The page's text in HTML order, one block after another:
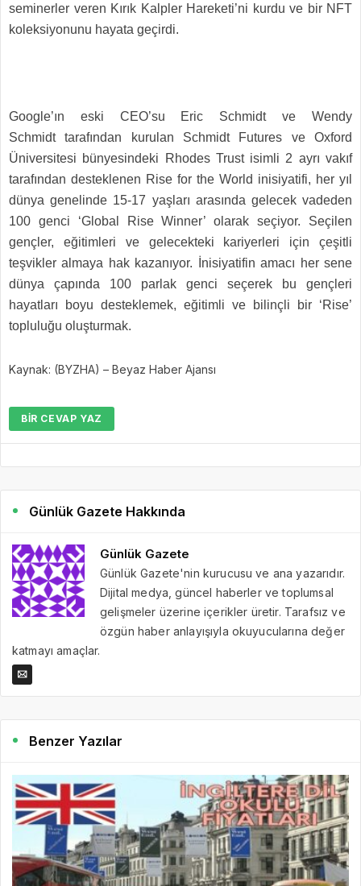
seminerler veren Kırık Kalpler Hareketi’ni kurdu ve bir NFT
koleksiyonunu hayata geçirdi.
Google’ın eski CEO’su Eric Schmidt ve Wendy
Schmidt tarafından kurulan Schmidt Futures ve Oxford
Üniversitesi bünyesindeki Rhodes Trust isimli 2 ayrı vakıf
tarafından desteklenen Rise for the World inisiyatifi, her yıl
dünya genelinde 15-17 yaşları arasında gelecek vadeden
100 genci ‘Global Rise Winner’ olarak seçiyor. Seçilen
gençler, eğitimleri ve gelecekteki kariyerleri için çeşitli
teşvikler almaya hak kazanıyor. İnisiyatifin amacı her sene
dünya çapında 100 parlak genci seçerek bu gençleri
hayatları boyu desteklemek, eğitimli ve bilinçli bir ‘Rise’
topluluğu oluşturmak.
Kaynak: (BYZHA) – Beyaz Haber Ajansı
BIR CEVAP YAZ
Günlük Gazete Hakkında
Günlük Gazete
Günlük Gazete'nin kurucusu ve ana yazarıdır.
Dijital medya, güncel haberler ve toplumsal
gelişmeler üzerine içerikler üretir. Tarafsız ve
özgün haber anlayışıyla okuyucularına değer
katmayı amaçlar.
Benzer Yazılar